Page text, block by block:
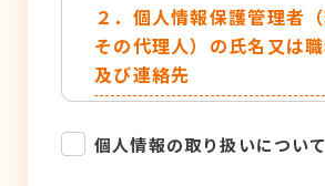
２．個人情報保護管理者
その代理人）の氏名又は
及び連絡先
TEL：052-884-2050
個人情報の取り扱いについ